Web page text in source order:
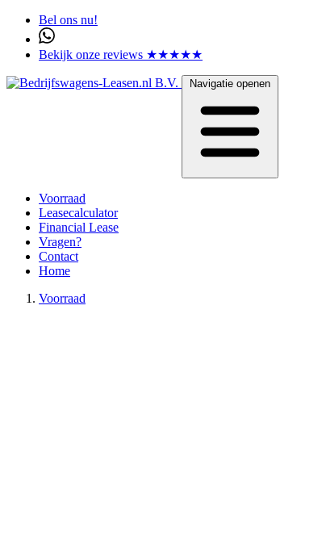
Bel ons nu!
Bekijk onze reviews ★★★★★
Navigatie openen
Voorraad
Leasecalculator
Financial Lease
Vragen?
Contact
Home
Voorraad